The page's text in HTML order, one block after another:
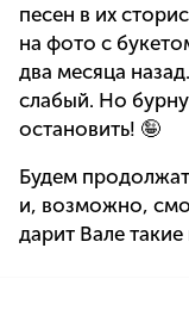
песен в их
на фото с
два месяца
слабый. Но
остановить! 🤪
Будем
и, возможно,
дарит Вале